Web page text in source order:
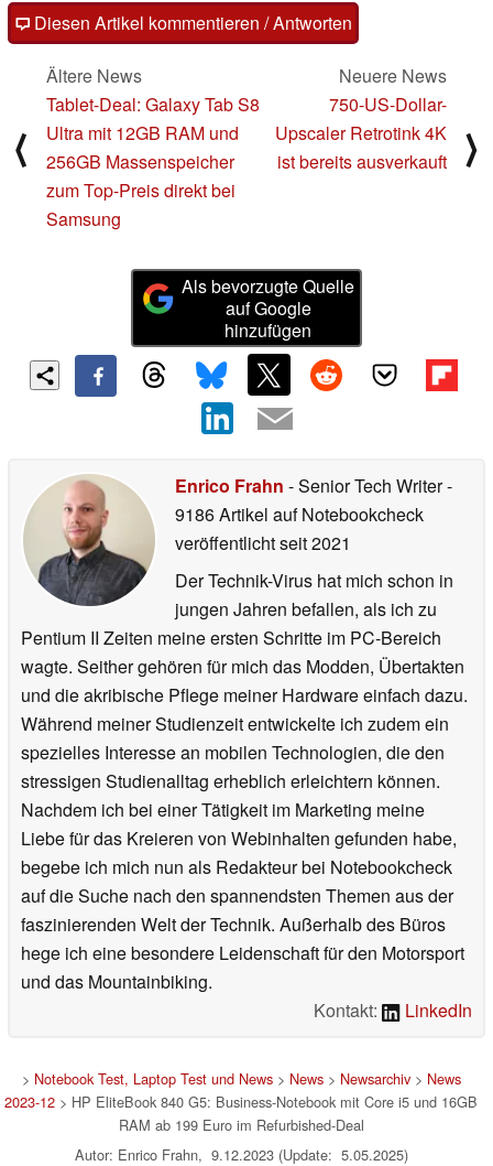
Diesen Artikel kommentieren / Antworten
⟨
Ältere News
Tablet-Deal: Galaxy Tab S8
Ultra mit 12GB RAM und
256GB Massenspeicher
zum Top-Preis direkt bei
Samsung
Neuere News
750-US-Dollar-
Upscaler Retrotink 4K
ist bereits ausverkauft
⟩
Als bevorzugte Quelle
auf Google
hinzufügen
Enrico Frahn - Senior Tech Writer-
9186 Artikel auf Notebookcheck
veröffentlichtseit 2021
Der Technik-Virus hat mich schon in
jungen Jahren befallen, als ich zu
Pentium II Zeiten meine ersten Schritte im PC-Bereich
wagte. Seither gehören für mich das Modden, Übertakten
und die akribische Pflege meiner Hardware einfach dazu.
Während meiner Studienzeit entwickelte ich zudem ein
spezielles Interesse an mobilen Technologien, die den
stressigen Studienalltag erheblich erleichtern können.
Nachdem ich bei einer Tätigkeit im Marketing meine
Liebe für das Kreieren von Webinhalten gefunden habe,
begebe ich mich nun als Redakteur bei Notebookcheck
auf die Suche nach den spannendsten Themen aus der
faszinierenden Welt der Technik. Außerhalb des Büros
hege ich eine besondere Leidenschaft für den Motorsport
und das Mountainbiking.
Kontakt:
LinkedIn
> Notebook Test, Laptop Test und News> News> Newsarchiv> News
2023-12 > HP EliteBook 840 G5: Business-Notebook mit Core i5 und 16GB
RAM ab 199 Euro im Refurbished-Deal
Autor: Enrico Frahn, 9.12.2023 (Update: 5.05.2025)